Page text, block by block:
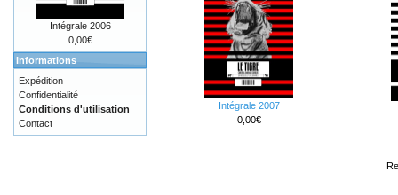
Intégrale 2007
0,00€
Intégrale 2006
0,00€
Informations
Expédition
Confidentialité
Conditions d'utilisation
Contact